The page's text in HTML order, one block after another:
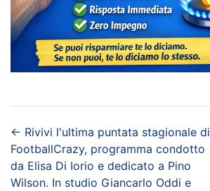
← Rivivi l'ultima puntata stagionale di
FootballCrazy, programma condotto
da Elisa Di Iorio e dedicato a Pino
Wilson. In studio Giancarlo Oddi e